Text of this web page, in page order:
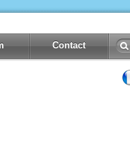
Contact